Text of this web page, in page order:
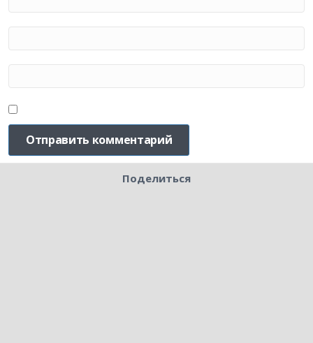
Поделиться